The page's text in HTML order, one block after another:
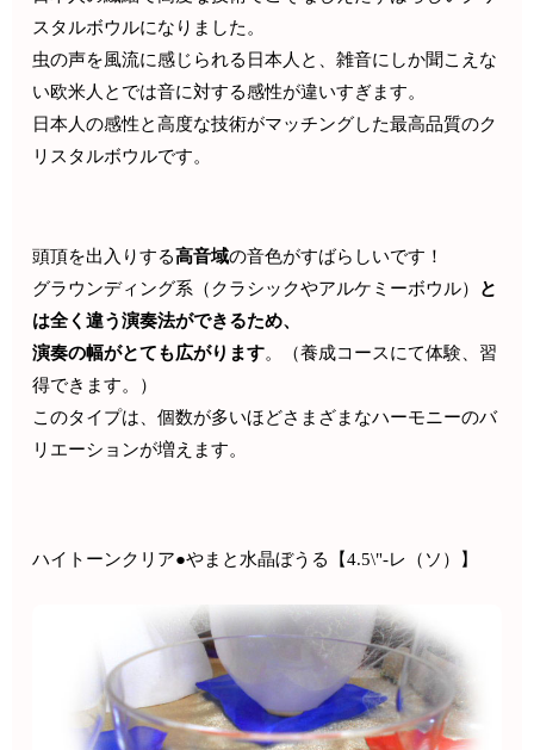
スタルボウルになりました。
虫の声を風流に感じられる日本人と、雑音にしか聞こえな
い欧米人とでは音に対する感性が違いすぎます。
日本人の感性と高度な技術がマッチングした最高品質のク
リスタルボウルです。
頭頂を出入りする高音域の音色がすばらしいです！
グラウンディング系（クラシックやアルケミーボウル）
と
は全く違う演奏法ができるため、
演奏の幅がとても広がります。（養成コースにて体験、習
得できます。）
このタイプは、個数が多いほどさまざまなハーモニーのバ
リエーションが増えます。
ハイトーンクリア●やまと水晶ぼうる【4.5\"-レ（ソ）】